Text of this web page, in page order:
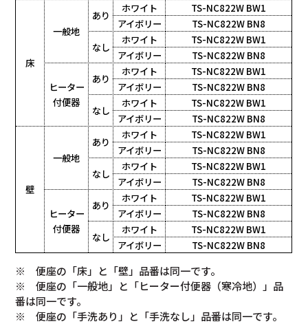
床
一般地
あり
ホワイト
TS-NC822W BW1
アイボリー
TS-NC822W BN8
なし
ホワイト
TS-NC822W BW1
アイボリー
TS-NC822W BN8
ヒーター
付便器
あり
ホワイト
TS-NC822W BW1
アイボリー
TS-NC822W BN8
なし
ホワイト
TS-NC822W BW1
アイボリー
TS-NC822W BN8
壁
一般地
あり
ホワイト
TS-NC822W BW1
アイボリー
TS-NC822W BN8
なし
ホワイト
TS-NC822W BW1
アイボリー
TS-NC822W BN8
ヒーター
付便器
あり
ホワイト
TS-NC822W BW1
アイボリー
TS-NC822W BN8
なし
ホワイト
TS-NC822W BW1
アイボリー
TS-NC822W BN8
※ 便座の「床」と「壁」品番は同一です。
※ 便座の「一般地」と「ヒーター付便器（寒冷地）」品
番は同一です。
※ 便座の「手洗あり」と「手洗なし」品番は同一です。